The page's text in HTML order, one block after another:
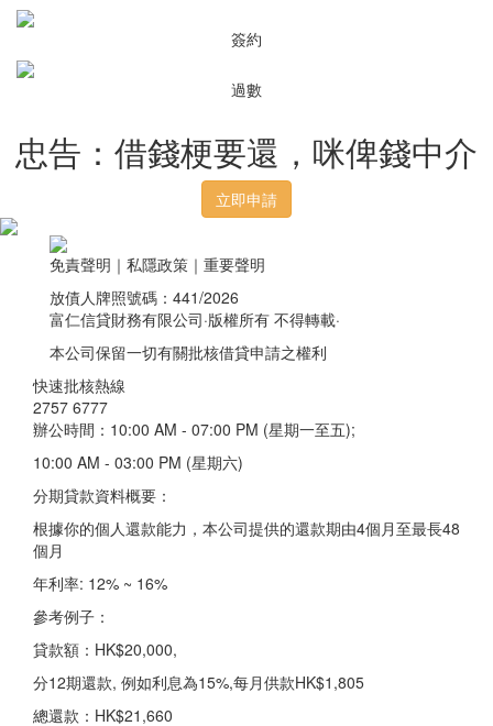
簽約
過數
忠告：借錢梗要還，咪俾錢中介
立即申請
免責聲明｜私隱政策｜重要聲明
放債人牌照號碼：441/2026
富仁信貸財務有限公司·版權所有 不得轉載·
本公司保留一切有關批核借貸申請之權利
快速批核熱線
2757 6777
辦公時間：10:00 AM - 07:00 PM (星期一至五);
10:00 AM - 03:00 PM (星期六)
分期貸款資料概要：
根據你的個人還款能力，本公司提供的還款期由4個月至最長48
個月
年利率: 12% ~ 16%
參考例子：
貸款額：HK$20,000,
分12期還款, 例如利息為15%,每月供款HK$1,805
總還款：HK$21,660